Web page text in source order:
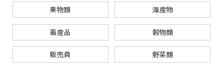
果物類 海産物
畜産品 穀物類
販売員 野菜類